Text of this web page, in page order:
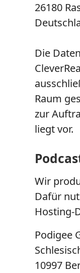
26180
Die
Raum
zur
liegt vor.
Wir
Dafür
Hosting-
Podigee
10997